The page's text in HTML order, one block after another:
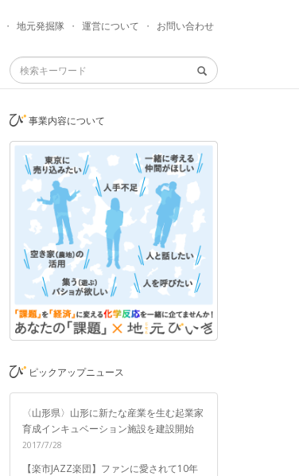
・ 地元発掘隊 ・ 運営について ・ お問い合わせ
事業内容について
ピックアップニュース
〈山形県〉山形に新たな産業を生む起業家
育成インキュベーション施設を建設開始
2017/7/28
【楽市JAZZ楽団】ファンに愛されて10年